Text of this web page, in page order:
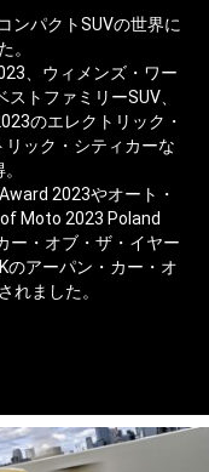
ンパクトSUVの世界に
。​
、ウィメンズ・ワー
トファミリーSUV、
のエレクトリック・
ック・シティカーな
2023やオート・
Moto 2023 Poland
ー・オブ・ザ・イヤー
アーパン・カー・オ
れました。